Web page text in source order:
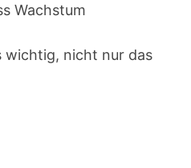
Wachstum
wichtig, nicht nur das